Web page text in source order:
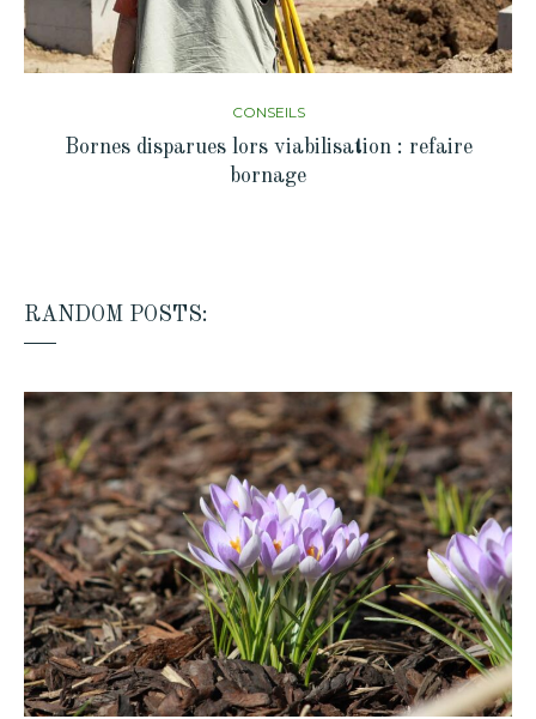
CONSEILS
Bornes disparues lors viabilisation : refaire
bornage
RANDOM POSTS: